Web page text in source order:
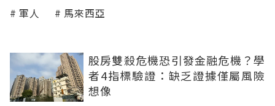
軍人 馬來西亞
股房雙殺危機恐引發金融危機？學
者4指標驗證：缺乏證據僅屬風險
想像